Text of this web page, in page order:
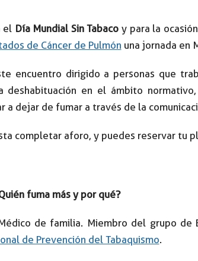
el Día Mundial Sin Tabaco y para la
de Cáncer de Pulmón una jornada en
encuentro dirigido a personas que
en el ámbito
a dejar de fumar a través de la
completar aforo, y puedes reservar tu
fuma más y por qué?
de familia. Miembro del grupo de
de Prevención del Tabaquismo.